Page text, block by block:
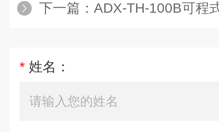
下一篇： ADX-TH-100B可程式，高
* 姓名：